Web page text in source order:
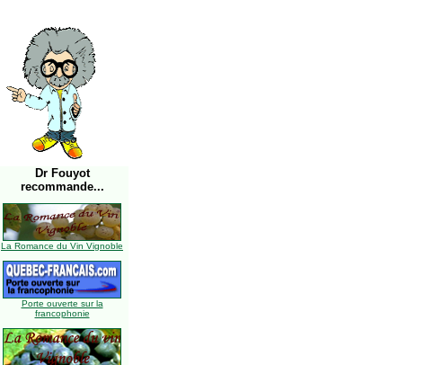
Dr Fouyot
recommande...
La Romance du Vin Vignoble
Porte ouverte sur la
francophonie